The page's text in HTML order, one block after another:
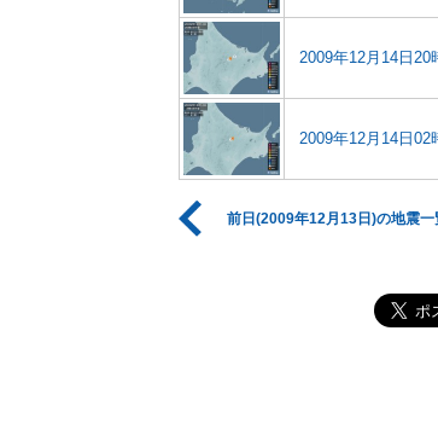
2009年12月14日20
2009年12月14日02
前日(2009年12月13日)の地震一